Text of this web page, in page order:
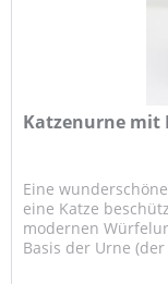
Katzenurne mit
Eine
eine Katze
modernen
Basis der Urne